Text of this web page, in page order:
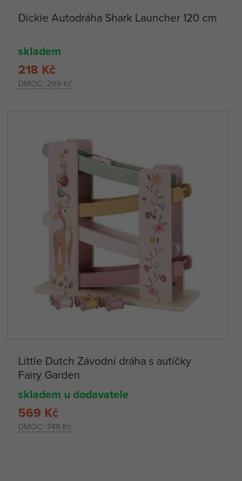
Dickie Autodráha Shark Launcher 120 cm
skladem
DMOC: 299 Kč
218 Kč
Little Dutch Závodní dráha s autíčky
Fairy Garden
skladem u dodavatele
DMOC: 749 Kč
569 Kč